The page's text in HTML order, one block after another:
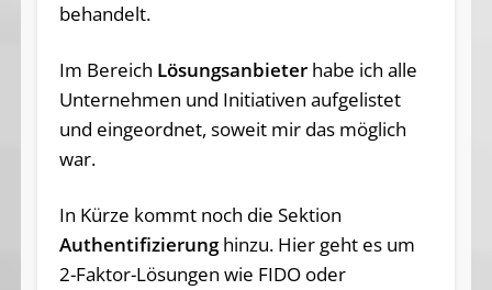
behandelt.
Im Bereich Lösungsanbieterhabe ich alle
Unternehmen und Initiativen aufgelistet
und eingeordnet, soweit mir das möglich
war.
In Kürze kommt noch die Sektion
Authentifizierunghinzu. Hier geht es um
2-Faktor-Lösungen wie FIDO oder